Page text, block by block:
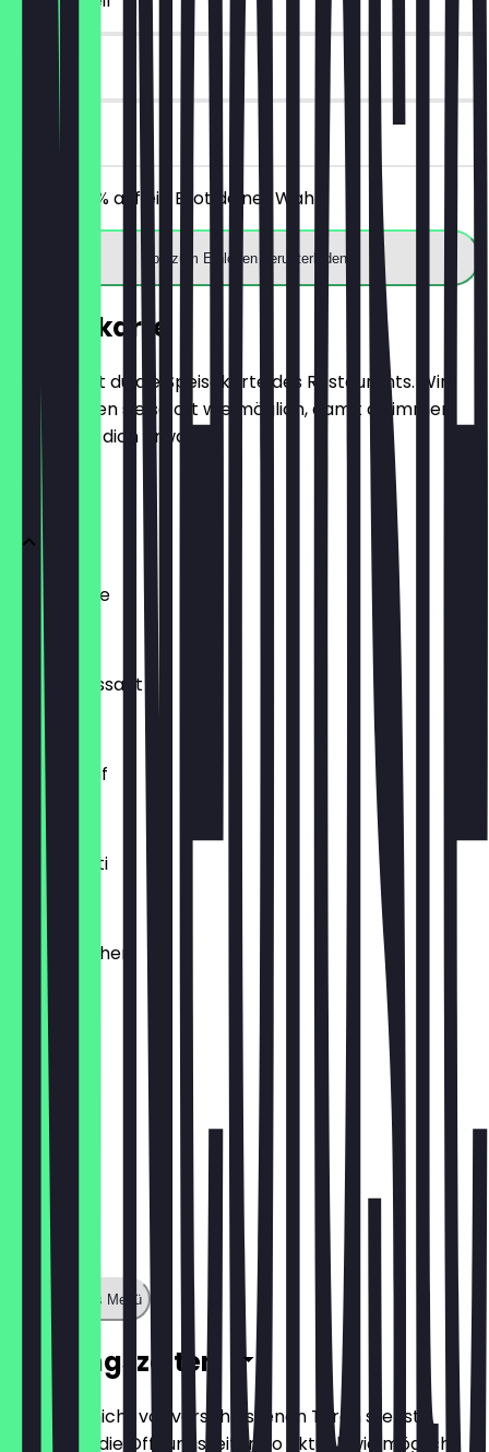
vor Ort
Erhalte 30% auf ein Brot deiner Wahl.
App zum Einlösen herunterladen
Speisekarte
Hier findest du die Speisekarte des Restaurants. Wir
aktualisieren sie so oft wie möglich, damit du immer
weißt, was dich erwartet.
BRÖTCHEN
Ofenfrische
0,54 €
Buttercroissant
Laugenzopf
1,20 €
Dinkelkrusti
1,10 €
Käsebrötchen
1,60 €
Zeige ganzes Menü
Öffnungszeiten
Damit du nicht vor verschlossenen Türen stehst,
halten wir die Öffnungszeiten so aktuell wie möglich.